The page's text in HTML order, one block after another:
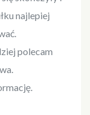
najlepiej
polecam